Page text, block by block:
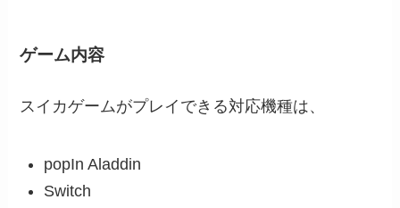
ゲーム内容
スイカゲームがプレイできる対応機種は、
popIn Aladdin
Switch